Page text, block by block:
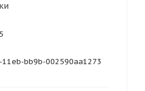
bb9b-002590aa1273